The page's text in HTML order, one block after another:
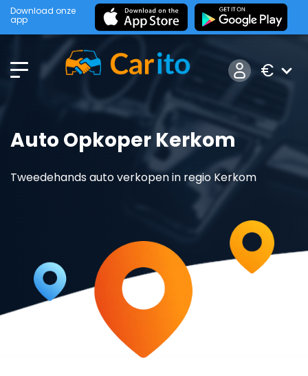
Download onze
app
€
Auto Opkoper Kerkom
Tweedehands auto verkopen in regio Kerkom